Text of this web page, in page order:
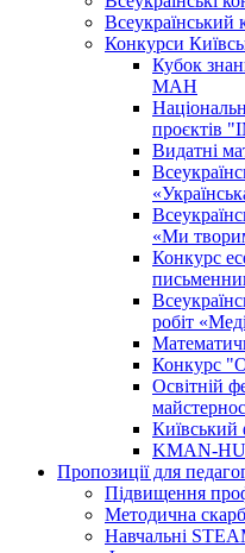
Конкурси
Кубок
МАН
проєктів
Видатні
«Ми
Конкурс
робіт
Конкурс
Освітній
Київський
KMAN-
Пропозиції для
Підвищення
Методична
Навчальні